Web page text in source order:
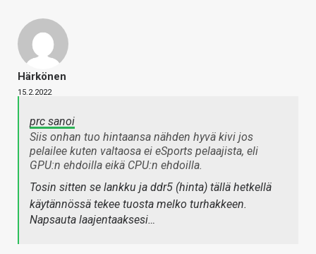
Härkönen
15.2.2022
prc sanoi
Siis onhan tuo hintaansa nähden hyvä kivi jos
pelailee kuten valtaosa ei eSports pelaajista, eli
GPU:n ehdoilla eikä CPU:n ehdoilla.
Tosin sitten se lankku ja ddr5 (hinta) tällä hetkellä
käytännössä tekee tuosta melko turhakkeen.
Napsauta laajentaaksesi…